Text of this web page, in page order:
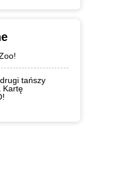
tańszy
Kartę